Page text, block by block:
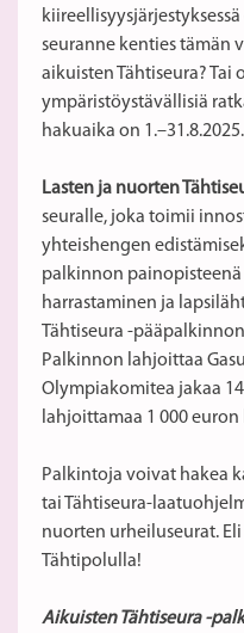
seuranne kenties tämän
aikuisten Tähtiseura? Tai
ympäristöystävällisiä
hakuaika on 1.–31.8.2025.
Lasten ja nuorten
seuralle, joka toimii
yhteishengen
palkinnon
harrastaminen ja
Tähtiseura -
Palkinnon lahjoittaa
Olympiakomitea jakaa
lahjoittamaa 1 000
Palkintoja voivat hakea
tai Tähtiseura-
nuorten urheiluseurat.
Tähtipolulla!
Aikuisten Tähtiseura -